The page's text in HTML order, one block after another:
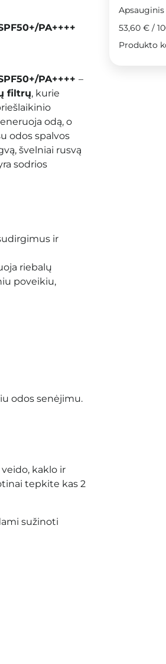
PA++++
PA++++ –
filtrų, kurie
odą, o
odos spalvos
švelniai rusvą
sodrios
ir
riebalų
poveikiu,
odos senėjimu.
kaklo ir
tepkite kas 2
sužinoti
53,60 € /
Produkto